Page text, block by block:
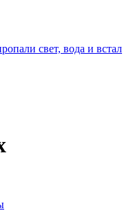
свет, вода и встал